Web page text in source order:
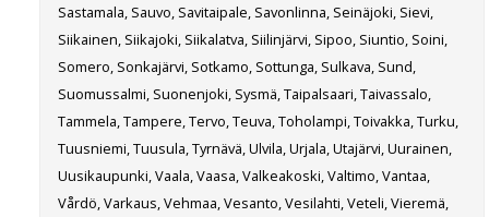
Sastamala, Sauvo, Savitaipale, Savonlinna, Seinäjoki, Sievi,
Siikainen, Siikajoki, Siikalatva, Siilinjärvi, Sipoo, Siuntio, Soini,
Somero, Sonkajärvi, Sotkamo, Sottunga, Sulkava, Sund,
Suomussalmi, Suonenjoki, Sysmä, Taipalsaari, Taivassalo,
Tammela, Tampere, Tervo, Teuva, Toholampi, Toivakka, Turku,
Tuusniemi, Tuusula, Tyrnävä, Ulvila, Urjala, Utajärvi, Uurainen,
Uusikaupunki, Vaala, Vaasa, Valkeakoski, Valtimo, Vantaa,
Vårdö, Varkaus, Vehmaa, Vesanto, Vesilahti, Veteli, Vieremä,